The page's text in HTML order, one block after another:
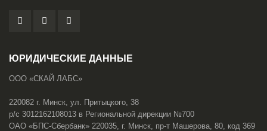
ЮРИДИЧЕСКИЕ ДАННЫЕ
ООО «СКАЙ ЛАБС»
220082 г. Минск, ул. Притыцкого, 38
р/с 3012162108013 в Региональной дирекции №700
ОАО «БПС-Сбербанк» 220035, г. Минск, пр-т Машерова, 80, код 369